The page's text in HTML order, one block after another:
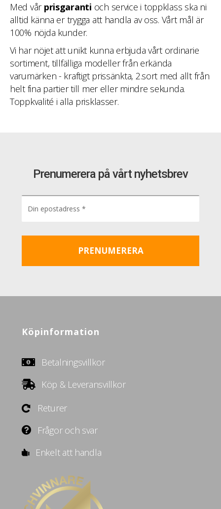
Med vår prisgaranti och service i toppklass ska ni
alltid känna er trygga att handla av oss. Vårt mål är
100% nöjda kunder.
Vi har nöjet att unikt kunna erbjuda vårt ordinarie
sortiment, tillfälliga modeller från erkända
varumärken - kraftigt prissänkta, 2.sort med allt från
helt fina partier till mer eller mindre sekunda.
Toppkvalité i alla prisklasser.
Prenumerera på vårt nyhetsbrev
Köpinformation
Betalningsvillkor
Köp & Leveransvillkor
Returer
Frågor och svar
Enkelt att handla